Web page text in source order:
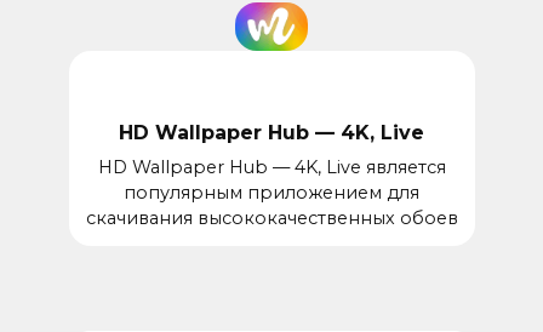
HD Wallpaper Hub — 4K, Live
HD Wallpaper Hub — 4K, Live является
популярным приложением для
скачивания высококачественных обоев